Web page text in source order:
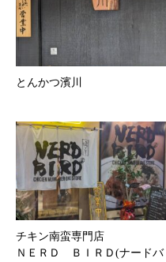
とんかつ濱川
チキン南蛮専門店
ＮＥＲＤ ＢＩＲＤ(ナードバ